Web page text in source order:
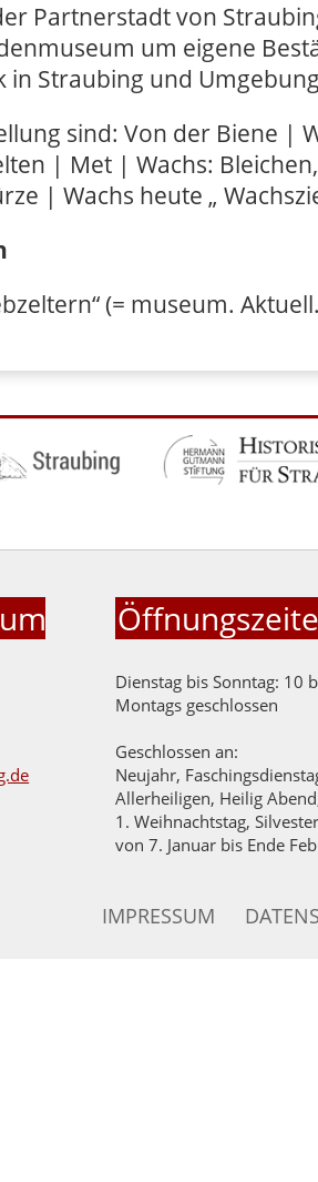
Partnerstadt von
um eigene
in Straubing und
sind: Von der Biene |
| Met | Wachs:
| Wachs heute „
(= museum.
Dienstag bis Sonntag: 10
Montags geschlossen
Geschlossen an:
Neujahr,
Allerheiligen, Heilig
1. Weihnachtstag,
von 7. Januar bis Ende
IMPRESSUM